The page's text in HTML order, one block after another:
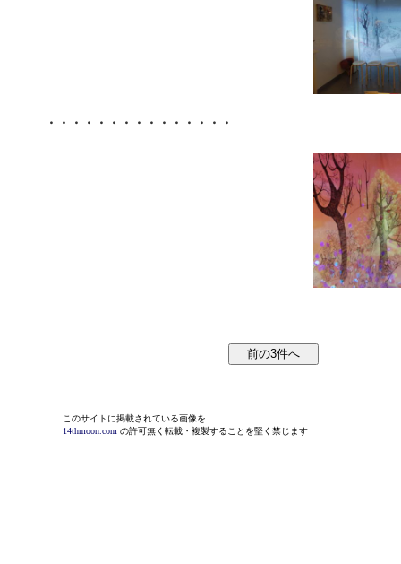
・・・・・・・・・・・・・・・
このサイトに掲載されている画像を
14thmoon.com の許可無く転載・複製することを堅く禁じます